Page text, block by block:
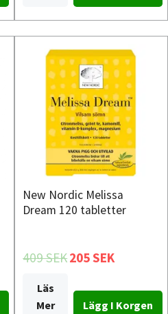
New Nordic Melissa
Dream 120 tabletter
409 SEK205 SEK
Läs
Mer